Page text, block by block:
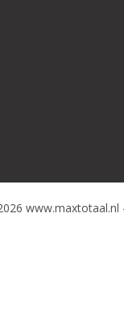
www.maxtotaal.nl